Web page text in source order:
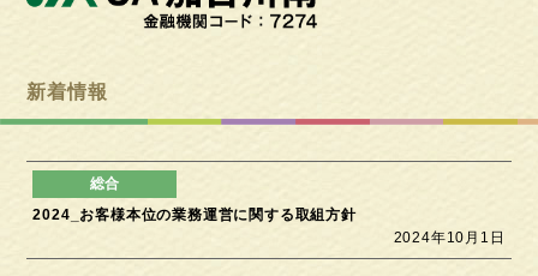
新着情報
2024_お客様本位の業務運営に関する取組方針
2024年10月1日